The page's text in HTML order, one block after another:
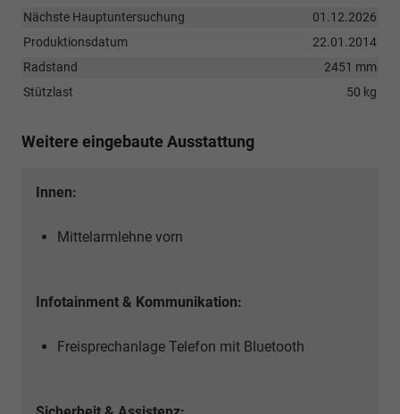
Nächste Hauptuntersuchung
01.12.2026
Produktionsdatum
22.01.2014
Radstand
2451 mm
Stützlast
50 kg
Weitere eingebaute Ausstattung
Innen:
Mittelarmlehne vorn
Infotainment & Kommunikation:
Freisprechanlage Telefon mit Bluetooth